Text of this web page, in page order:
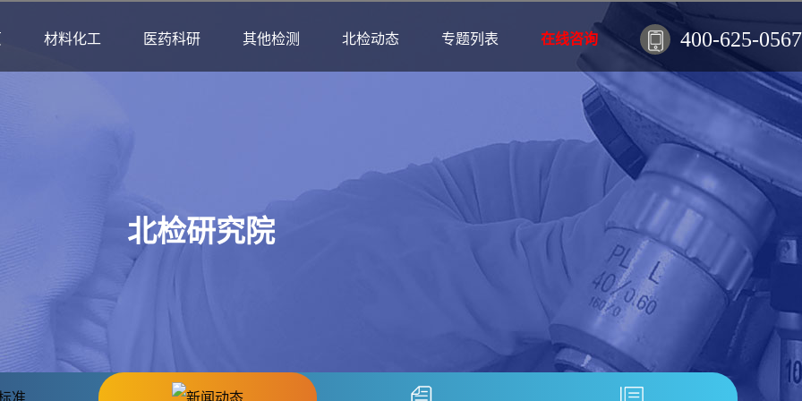
材料化工 医药科研 其他检测 北检动态 专题列表 在线咨询 400-625-0567
北检研究院